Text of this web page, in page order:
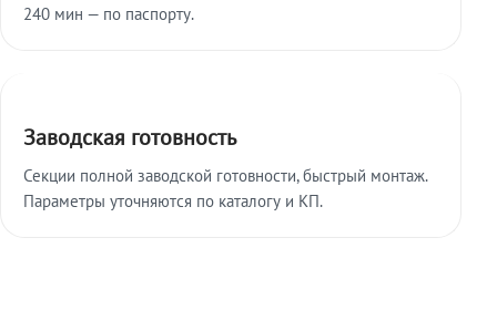
240 мин — по паспорту.
Заводская готовность
Секции полной заводской готовности, быстрый монтаж.
Параметры уточняются по каталогу и КП.